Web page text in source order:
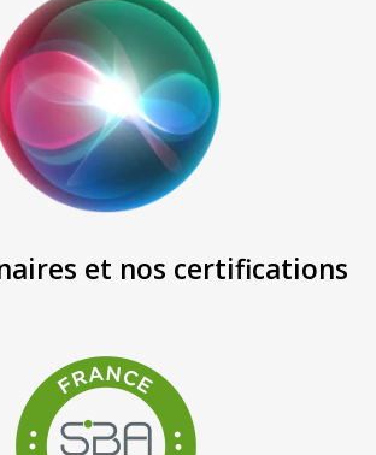
et nos certifications